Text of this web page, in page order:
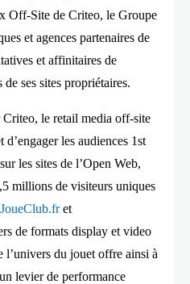
Off-Site de Criteo, le Groupe
et agences partenaires de
et affinitaires de
ses sites propriétaires.
le retail media off-site
les audiences 1st
les sites de l’Open Web,
millions de visiteurs uniques
JoueClub.fret
de formats display et video
l’univers du jouet offre ainsi à
levier de performance